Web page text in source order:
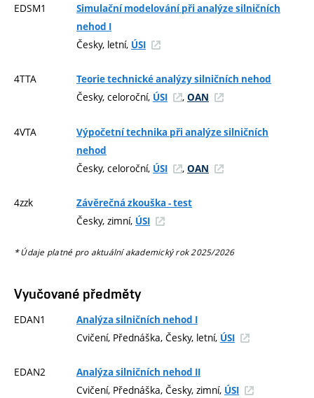
EDSM1
Simulační modelování při analýze silničních
nehod I
Česky, letní, ÚSI
4TTA Teorie technické analýzy silničních nehod
Česky, celoroční, ÚSI , OAN
4VTA
Výpočetní technika při analýze silničních
nehod
Česky, celoroční, ÚSI , OAN
4zzk Závěrečná zkouška - test
Česky, zimní, ÚSI
* Údaje platné pro aktuální akademický rok 2025/2026
Vyučované předměty
EDAN1 Analýza silničních nehod I
Cvičení, Přednáška, Česky, letní, ÚSI
EDAN2 Analýza silničních nehod II
Cvičení, Přednáška, Česky, zimní, ÚSI